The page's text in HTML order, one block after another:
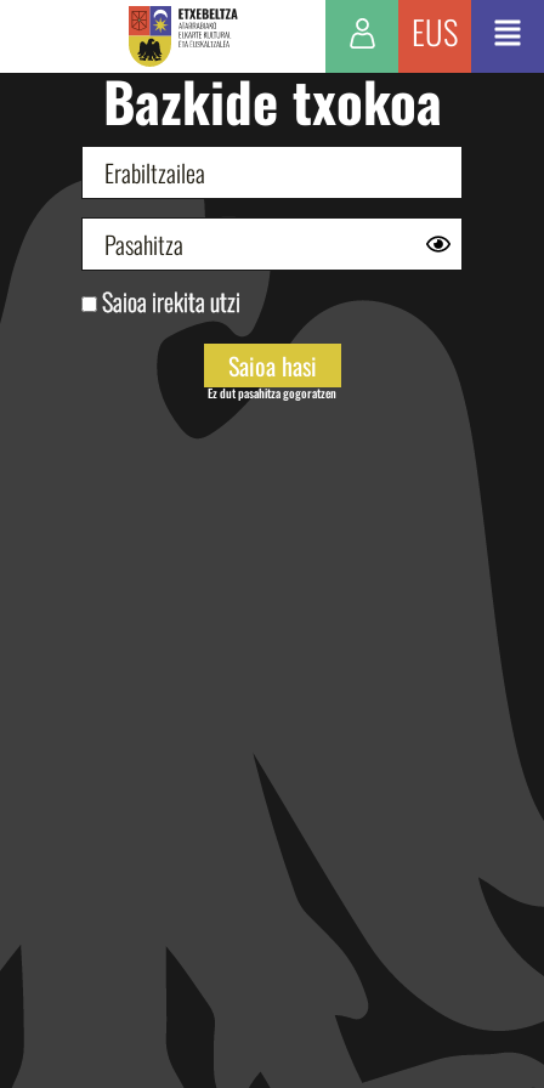
EUS
Bazkide txokoa
Saioa irekita utzi
Ez dut pasahitza gogoratzen